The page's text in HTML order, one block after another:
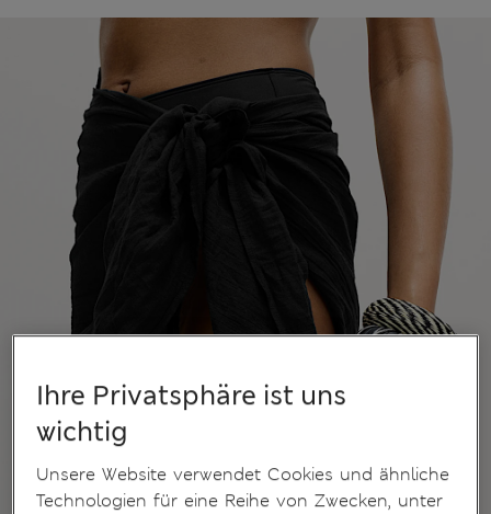
Ihre Privatsphäre ist uns
wichtig
Unsere Website verwendet Cookies und ähnliche
Technologien für eine Reihe von Zwecken, unter